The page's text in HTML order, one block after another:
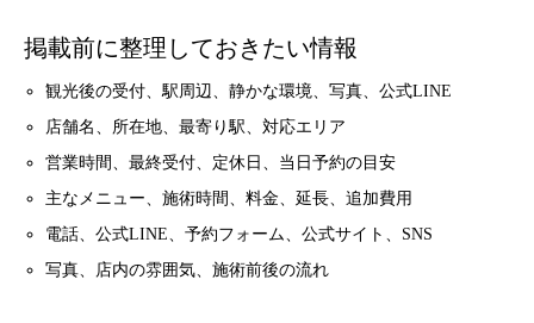
掲載前に整理しておきたい情報
観光後の受付、駅周辺、静かな環境、写真、公式LINE
店舗名、所在地、最寄り駅、対応エリア
営業時間、最終受付、定休日、当日予約の目安
主なメニュー、施術時間、料金、延長、追加費用
電話、公式LINE、予約フォーム、公式サイト、SNS
写真、店内の雰囲気、施術前後の流れ